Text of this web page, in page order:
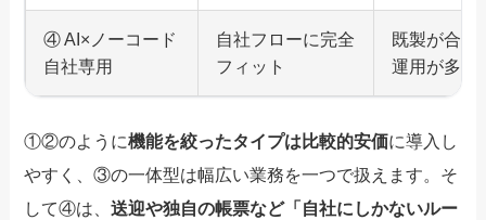
④ AI×ノーコード
自社専用
自社フローに完全
フィット
既製が合わ
運用が多い
①②のように機能を絞ったタイプは比較的安価に導入し
やすく、③の一体型は幅広い業務を一つで扱えます。そ
して④は、送迎や独自の帳票など「自社にしかないルー